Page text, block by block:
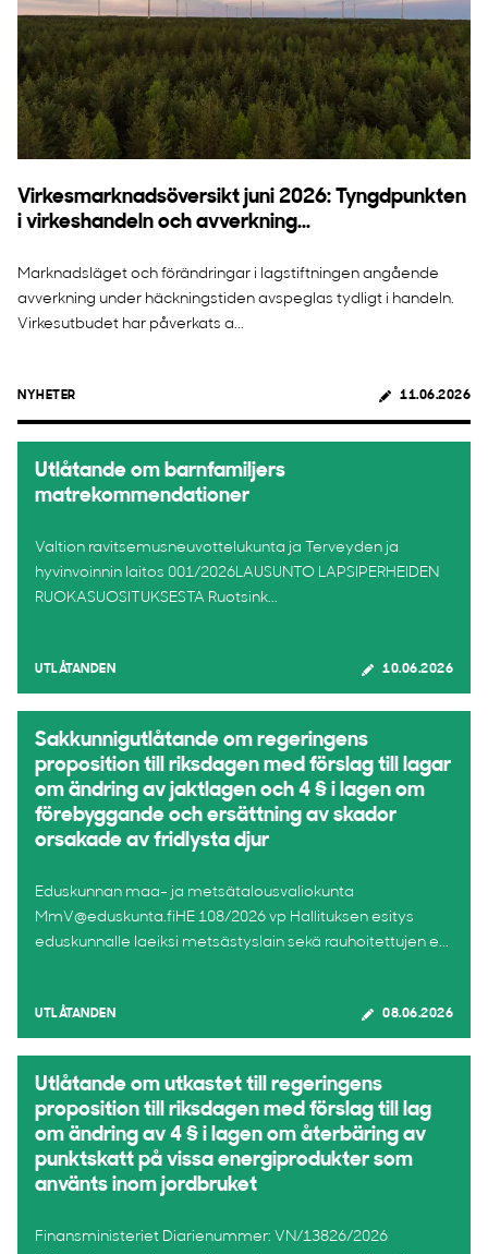
Virkesmarknadsöversikt juni 2026: Tyngdpunkten
i virkeshandeln och avverkning...
Marknadsläget och förändringar i lagstiftningen angående
avverkning under häckningstiden avspeglas tydligt i handeln.
Virkesutbudet har påverkats a...
NYHETER 11.06.2026
Utlåtande om barnfamiljers
matrekommendationer
Valtion ravitsemusneuvottelukunta ja Terveyden ja
hyvinvoinnin laitos 001/2026LAUSUNTO LAPSIPERHEIDEN
RUOKASUOSITUKSESTA Ruotsink...
UTLÅTANDEN 10.06.2026
Sakkunnigutlåtande om regeringens
proposition till riksdagen med förslag till lagar
om ändring av jaktlagen och 4 § i lagen om
förebyggande och ersättning av skador
orsakade av fridlysta djur
Eduskunnan maa- ja metsätalousvaliokunta
MmV@eduskunta.fiHE 108/2026 vp Hallituksen esitys
eduskunnalle laeiksi metsästyslain sekä rauhoitettujen e...
UTLÅTANDEN 08.06.2026
Utlåtande om utkastet till regeringens
proposition till riksdagen med förslag till lag
om ändring av 4 § i lagen om återbäring av
punktskatt på vissa energiprodukter som
använts inom jordbruket
Finansministeriet Diarienummer: VN/13826/2026